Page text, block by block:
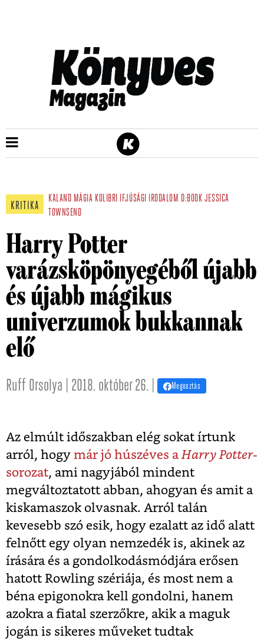
KRITIKA
KALAND MÁGIA KOLIBRI IFJÚSÁGI IRODALOM D:BOOK JESSICA
TOWNSEND
Harry Potter
varázsköpönyegéből újabb
és újabb mágikus
univerzumok bukkannak
elő
Ruff Orsolya | 2018. október 26. | Megosztás
Az elmúlt időszakban elég sokat írtunk
arról, hogy már jó húszéves aHarry Potter-
sorozat, ami nagyjából mindent
megváltoztatott abban, ahogyan és amit a
kiskamaszok olvasnak. Arról talán
kevesebb szó esik, hogy ezalatt az idő alatt
felnőtt egy olyan nemzedék is, akinek az
írására és a gondolkodásmódjára erősen
hatott Rowling szériája, és most nem a
béna epigonokra kell gondolni, hanem
azokra a fiatal szerzőkre, akik a maguk
jogán is sikeres műveket tudtak